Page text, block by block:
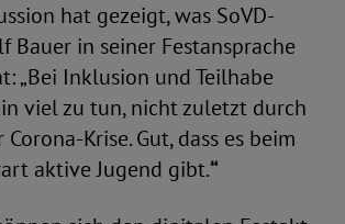
hat gezeigt, was SoVD-
Bauer in seiner Festansprache
„Bei Inklusion und Teilhabe
viel zu tun, nicht zuletzt durch
Krise. Gut, dass es beim
aktive Jugend gibt.“